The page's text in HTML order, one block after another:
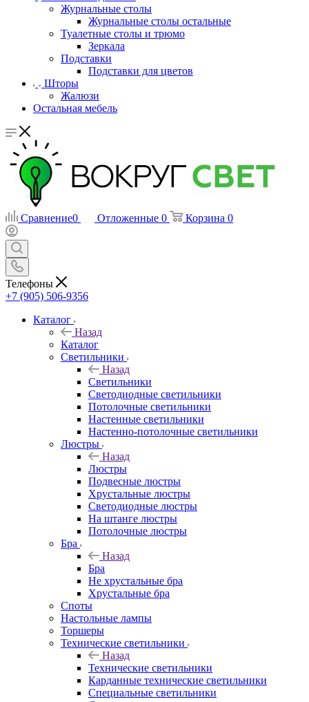
Журнальные столы
Журнальные столы остальные
Туалетные столы и трюмо
Зеркала
Подставки
Подставки для цветов
Шторы
Жалюзи
Остальная мебель
Сравнение0 Отложенные 0 Корзина 0
Телефоны
+7 (905) 506-9356
Каталог
Назад
Каталог
Светильники
Назад
Светильники
Светодиодные светильники
Потолочные светильники
Настенные светильники
Настенно-потолочные светильники
Люстры
Назад
Люстры
Подвесные люстры
Хрустальные люстры
Светодиодные люстры
На штанге люстры
Потолочные люстры
Бра
Назад
Бра
Не хрустальные бра
Хрустальные бра
Споты
Настольные лампы
Торшеры
Технические светильники
Назад
Технические светильники
Карданные технические светильники
Специальные светильники